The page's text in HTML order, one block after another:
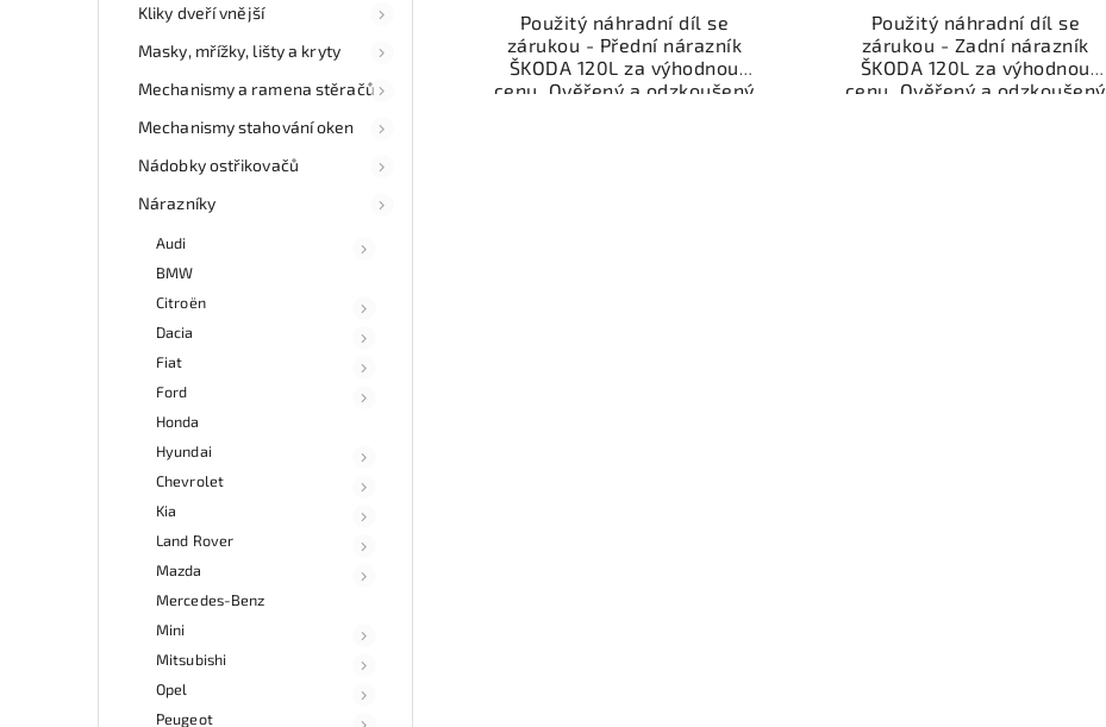
Kliky dveří vnější
Masky, mřížky, lišty a kryty
Mechanismy a ramena stěračů
Mechanismy stahování oken
Nádobky ostřikovačů
Nárazníky
Audi
BMW
Citroën
Dacia
Fiat
Ford
Honda
Hyundai
Chevrolet
Kia
Land Rover
Mazda
Mercedes-Benz
Mini
Mitsubishi
Opel
Peugeot
Použitý náhradní díl se
zárukou - Přední nárazník
ŠKODA 120L za výhodnou
cenu. Ověřený a odzkoušený
Použitý náhradní díl se
zárukou - Zadní nárazník
ŠKODA 120L za výhodnou
cenu. Ověřený a odzkoušený